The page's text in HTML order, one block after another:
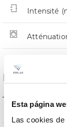
Esta página
Las cookies
Intensité
Dimensions
Poids